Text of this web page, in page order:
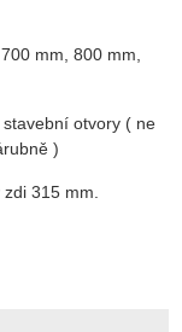
mm, 800 mm,
otvory ( ne
)
315 mm.